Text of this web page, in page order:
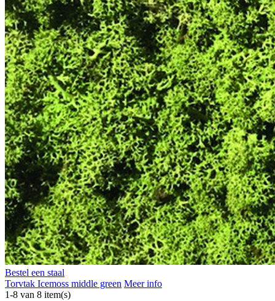
Bestel een staal
Torvtak Icemoss middle green Meer info
1-8 van 8 item(s)